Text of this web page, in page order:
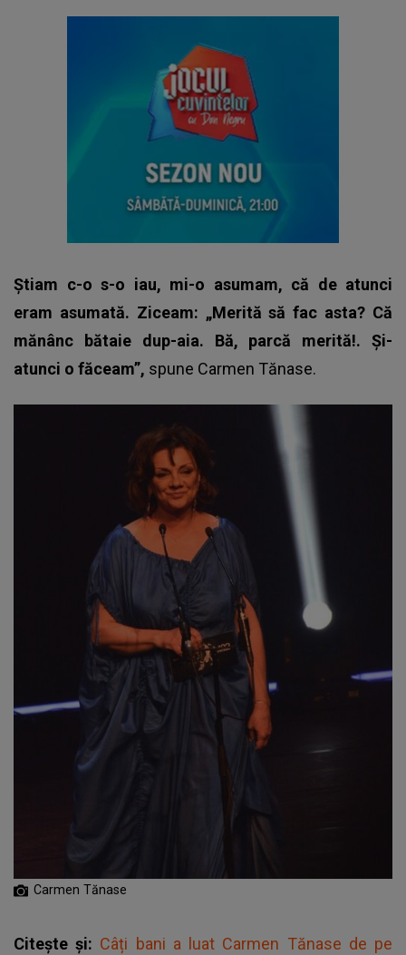
Știam c-o s-o iau, mi-o asumam, că de atunci
eram asumată. Ziceam: „Merită să fac asta? Că
mănânc bătaie dup-aia. Bă, parcă merită!. Și-
atunci o făceam”, spune Carmen Tănase.
Carmen Tănase
Citește și: Câți bani a luat Carmen Tănase de pe